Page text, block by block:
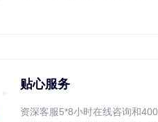
贴心服务
资深客服5*8小时在线咨询和